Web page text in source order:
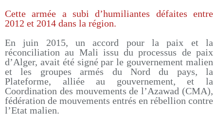
Cette armée a subi d’humiliantes défaites entre
2012 et 2014 dans la région.
En juin 2015, un accord pour la paix et la
réconciliation au Mali issu du processus de paix
d’Alger, avait été signé par le gouvernement malien
et les groupes armés du Nord du pays, la
Plateforme, alliée au gouvernement, et la
Coordination des mouvements de l’Azawad (CMA),
fédération de mouvements entrés en rébellion contre
l’Etat malien.